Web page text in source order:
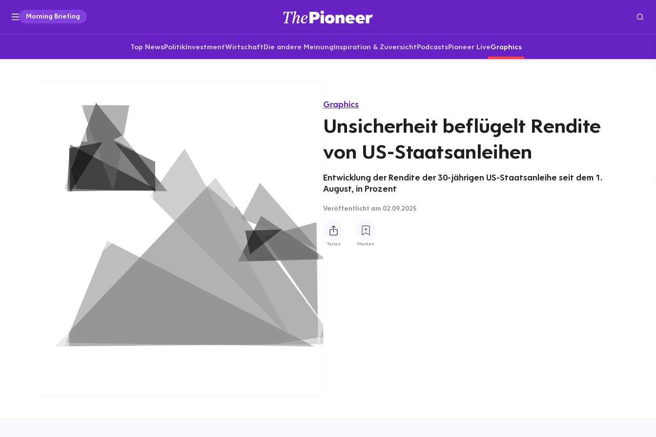
Morning Briefing
Top NewsPolitikInvestmentWirtschaftDie andere MeinungInspiration & ZuversichtPodcastsPioneer LiveGraphics
Graphics
Unsicherheit beflügelt Rendite
von US-Staatsanleihen
Entwicklung der Rendite der 30-jährigen US-Staatsanleihe seit dem 1.
August, in Prozent
Veröffentlicht am 02.09.2025
Teilen Merken